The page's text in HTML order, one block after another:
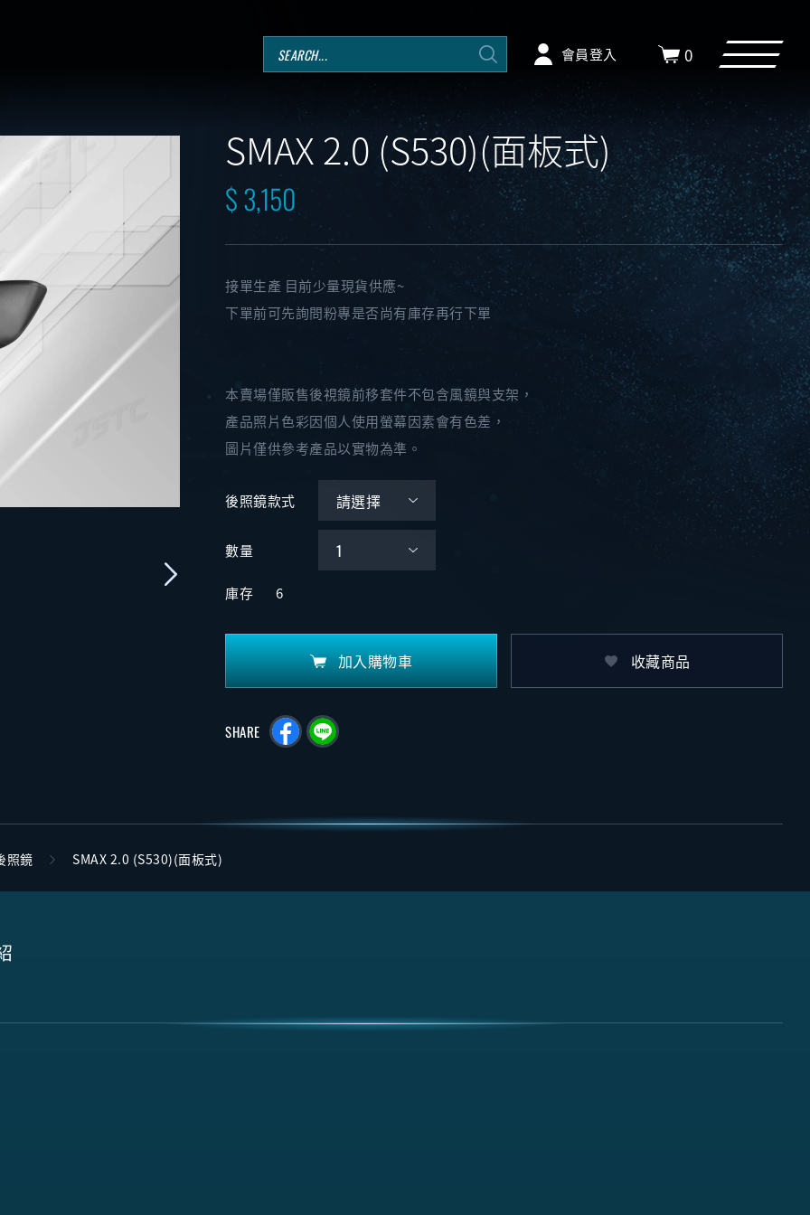
會員登入 0
SMAX 2.0 (S530)(面板式)
$ 3,150
接單生產 目前少量現貨供應~
下單前可先詢問粉專是否尚有庫存再行下單
本賣場僅販售後視鏡前移套件不包含風鏡與支架，
產品照片色彩因個人使用螢幕因素會有色差，
圖片僅供參考產品以實物為準。
後照鏡款式
數量
庫存 6
加入購物車 收藏商品
SHARE
照鏡 SMAX 2.0 (S530)(面板式)